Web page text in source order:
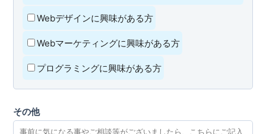
Webデザインに興味がある方
Webマーケティングに興味がある方
プログラミングに興味がある方
その他